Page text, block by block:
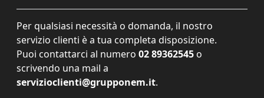
Per qualsiasi necessità o domanda, il nostro
servizio clienti è a tua completa disposizione.
Puoi contattarci al numero 02 89362545 o
scrivendo una mail a
servizioclienti@grupponem.it.